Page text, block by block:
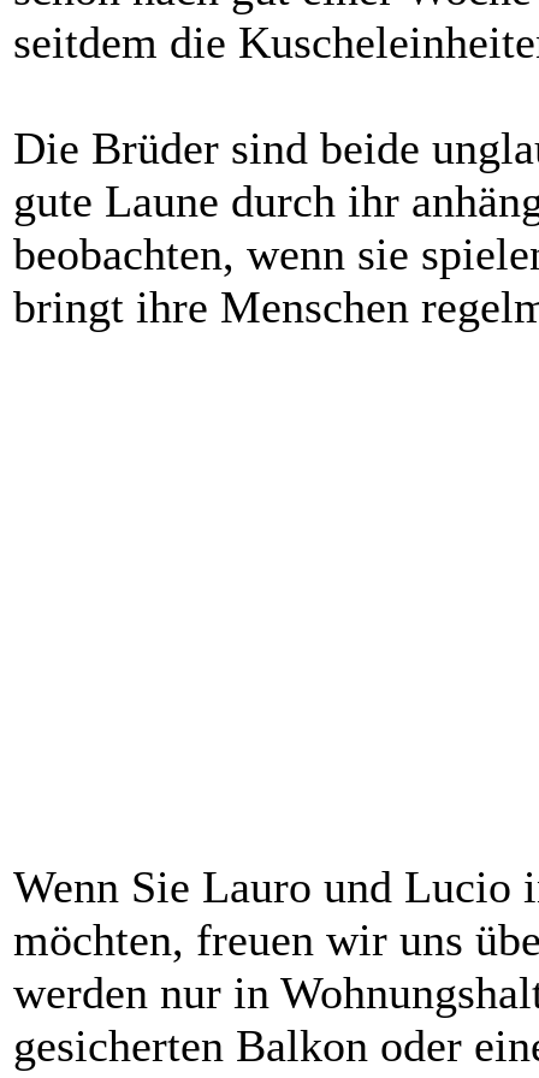
seitdem die
Die Brüder sind beide
gute Laune durch ihr
beobachten, wenn sie
bringt ihre Menschen
Wenn Sie Lauro und Lucio
möchten, freuen wir uns
werden nur in
gesicherten Balkon oder